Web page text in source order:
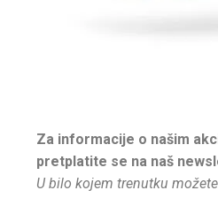
Za informacije o našim
pretplatite se na naš
U bilo kojem trenutku